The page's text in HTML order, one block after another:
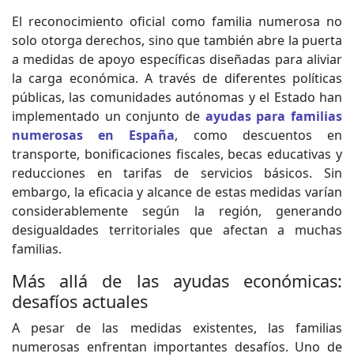
El reconocimiento oficial como familia numerosa no
solo otorga derechos, sino que también abre la puerta
a medidas de apoyo específicas diseñadas para aliviar
la carga económica. A través de diferentes políticas
públicas, las comunidades autónomas y el Estado han
implementado un conjunto de ayudas para familias
numerosas en España, como descuentos en
transporte, bonificaciones fiscales, becas educativas y
reducciones en tarifas de servicios básicos. Sin
embargo, la eficacia y alcance de estas medidas varían
considerablemente según la región, generando
desigualdades territoriales que afectan a muchas
familias.
Más allá de las ayudas económicas:
desafíos actuales
A pesar de las medidas existentes, las familias
numerosas enfrentan importantes desafíos. Uno de